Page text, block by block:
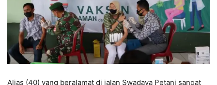
Alias (40) yang beralamat di jalan Swadaya Petani sangat